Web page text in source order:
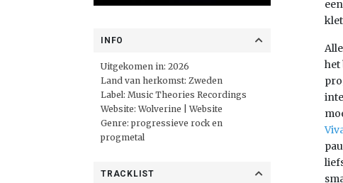
INFO
Uitgekomen in: 2026
Land van herkomst: Zweden
Label: Music Theories Recordings
Website:Wolverine | Website
Genre: progressieve rock en
progmetal
TRACKLIST
het